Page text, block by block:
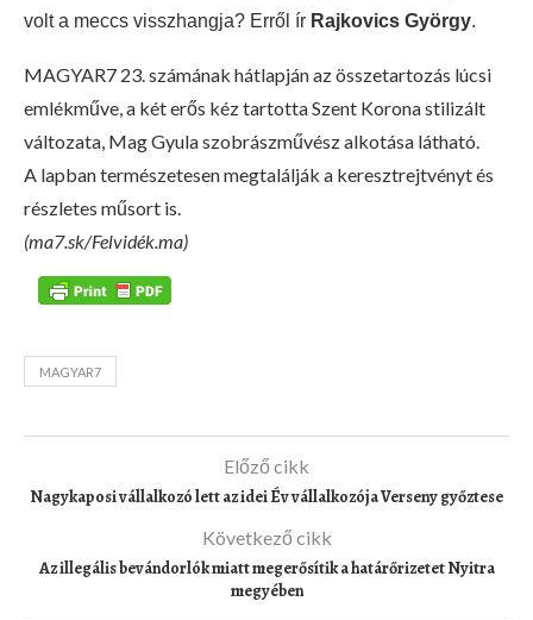
volt a meccs visszhangja? Erről ír Rajkovics György.
MAGYAR7 23. számának hátlapján az összetartozás lúcsi
emlékműve, a két erős kéz tartotta Szent Korona stilizált
változata, Mag Gyula szobrászművész alkotása látható.
A lapban természetesen megtalálják a keresztrejtvényt és
részletes műsort is.
(ma7.sk/Felvidék.ma)
MAGYAR7
Előző cikk
Nagykaposi vállalkozó lett az idei Év vállalkozója Verseny győztese
Következő cikk
Az illegális bevándorlók miatt megerősítik a határőrizetet Nyitra
megyében